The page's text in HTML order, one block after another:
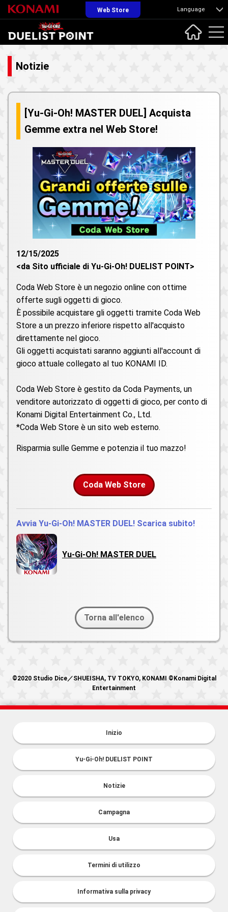
Web Store Language
Notizie
[Yu-Gi-Oh! MASTER DUEL] Acquista
Gemme extra nel Web Store!
12/15/2025
<da Sito ufficiale di Yu-Gi-Oh! DUELIST POINT>
Coda Web Store è un negozio online con ottime
offerte sugli oggetti di gioco.
È possibile acquistare gli oggetti tramite Coda Web
Store a un prezzo inferiore rispetto all'acquisto
direttamente nel gioco.
Gli oggetti acquistati saranno aggiunti all'account di
gioco attuale collegato al tuo KONAMI ID.
Coda Web Store è gestito da Coda Payments, un
venditore autorizzato di oggetti di gioco, per conto di
Konami Digital Entertainment Co., Ltd.
*Coda Web Store è un sito web esterno.
Risparmia sulle Gemme e potenzia il tuo mazzo!
Coda Web Store
Avvia Yu-Gi-Oh! MASTER DUEL! Scarica subito!
Yu-Gi-Oh! MASTER DUEL
Torna all'elenco
©2020 Studio Dice／SHUEISHA, TV TOKYO, KONAMI ©Konami Digital
Entertainment
Inizio
Yu-Gi-Oh! DUELIST POINT
Notizie
Campagna
Usa
Termini di utilizzo
Informativa sulla privacy